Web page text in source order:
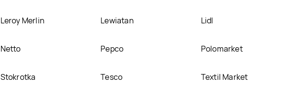
Leroy Merlin Lewiatan Lidl
Netto Pepco Polomarket
Stokrotka Tesco Textil Market